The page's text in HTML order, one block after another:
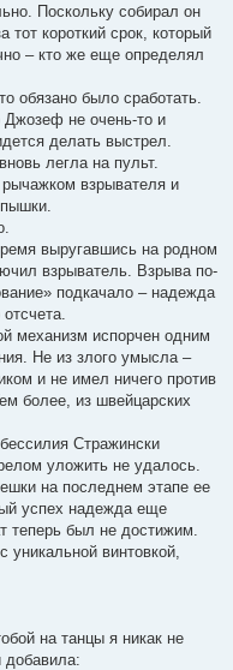
Поскольку собирал он
тот короткий срок, который
– кто же еще определял
обязано было сработать.
Джозеф не очень-то и
делать выстрел.
легла на пульт.
взрывателя и
выругавшись на родном
взрыватель. Взрыва по-
подкачало – надежда
механизм испорчен одним
Не из злого умысла –
и не имел ничего против
более, из швейцарских
Стражински
уложить не удалось.
на последнем этапе ее
успех надежда еще
теперь был не достижим.
уникальной винтовкой,
на танцы я никак не